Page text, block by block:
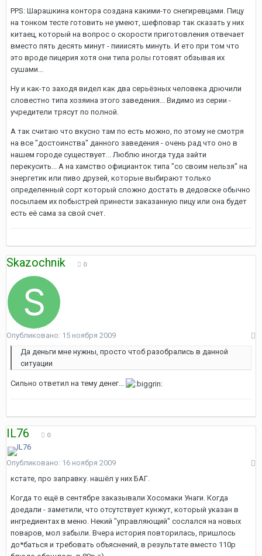
PPS: Шарашкина контора создана какими-то снегиревцами. Пицу
на тонком тесте готовить не умеют, шефповар так сказать у них
китаец, который на вопрос о скорости приготовления отвечает
вместо пять десять минут - пииисять минуть. И ето при том что
это вроде пицерия хотя они типа ролы готовят обзывая их
сушами...
Ну и как-то заходя видел как два серьёзных человека дрючили
словестно типа хозяина этого заведения... Видимо из серии -
учредители трясут по полной.
А так считаю что вкусно там по есть можно, по этому не смотря
на все "достоинства" данного заведения - очень рад что оно в
нашем городе существует... Люблю иногда туда зайти
перекусить... А на хамство официанток типа "со своим нельзя" на
энергетик или пиво друзей, которые выбирают только
определенный сорт который сложно достать в дедовске обычно
посылаем их побыстрей принести заказанную пицу или она будет
есть её сама за свой счет.
Skazochnik 0
Опубликовано: 15 ноября 2009
Да деньги мне нужны, просто чтоб разобрались в данной
ситуации
Сильно ответил на тему денег...
IL76 0
Опубликовано: 16 ноября 2009
кстате, про заправку. нашёл у них БАГ.
Когда то ещё в сентябре заказывали Хосомаки Унаги. Когда
доедали - заметили, что отсутствует кунжут, который указан в
ингредиентах в меню. Некий "управляющий" сослался на новых
поваров, мол забыли. Вчера история повторилась, пришлось
до*баться и требовать объяснений, в результате вместо 110р